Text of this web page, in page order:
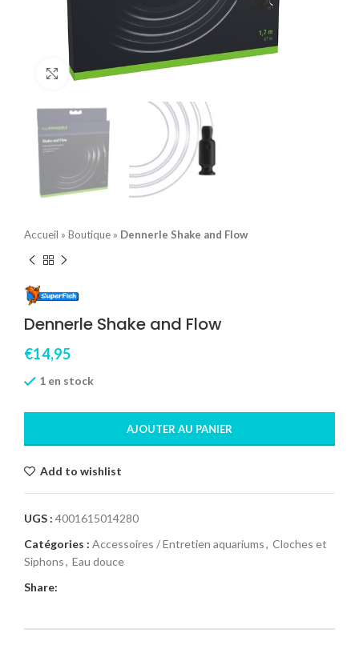
Click to enlarge
Accueil » Boutique » Dennerle Shake and Flow
Dennerle Shake and Flow
€14,95
1 en stock
AJOUTER AU PANIER
Add to wishlist
UGS : 4001615014280
Catégories : Accessoires / Entretien aquariums, Cloches et
Siphons, Eau douce
Share: